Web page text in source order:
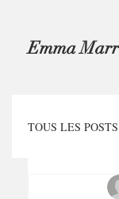
Emma
TOUS LES POSTS